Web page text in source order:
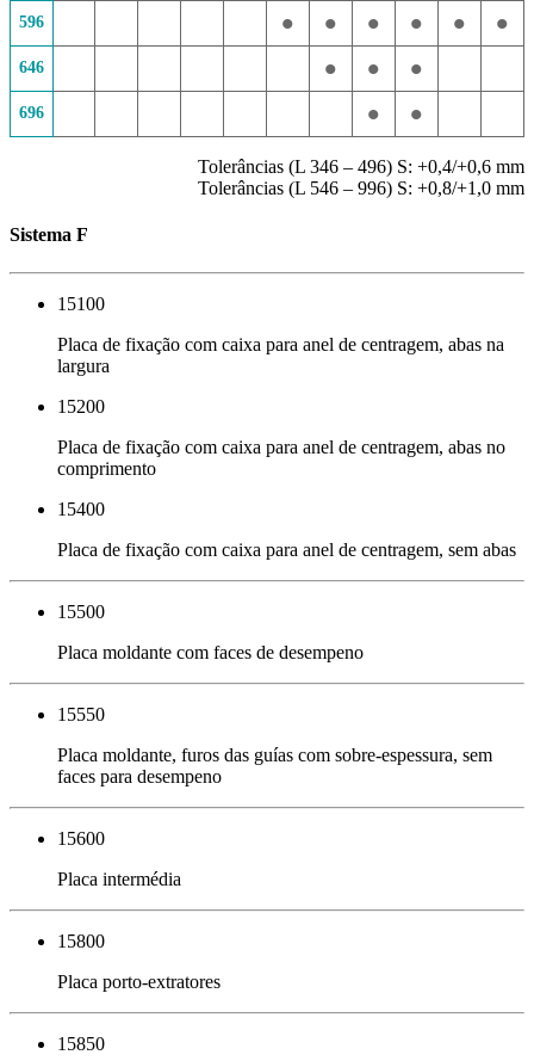
596 • • • • • •
646 • • •
696 • •
Tolerâncias (L 346 – 496) S: +0,4/+0,6 mm
Tolerâncias (L 546 – 996) S: +0,8/+1,0 mm
Sistema F
15100
Placa de fixação com caixa para anel de centragem, abas na
largura
15200
Placa de fixação com caixa para anel de centragem, abas no
comprimento
15400
Placa de fixação com caixa para anel de centragem, sem abas
15500
Placa moldante com faces de desempeno
15550
Placa moldante, furos das guías com sobre-espessura, sem
faces para desempeno
15600
Placa intermédia
15800
Placa porto-extratores
15850